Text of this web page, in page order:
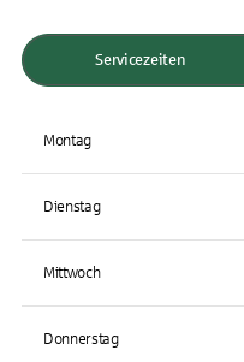
Servicezeiten
Montag
Dienstag
Mittwoch
Donnerstag